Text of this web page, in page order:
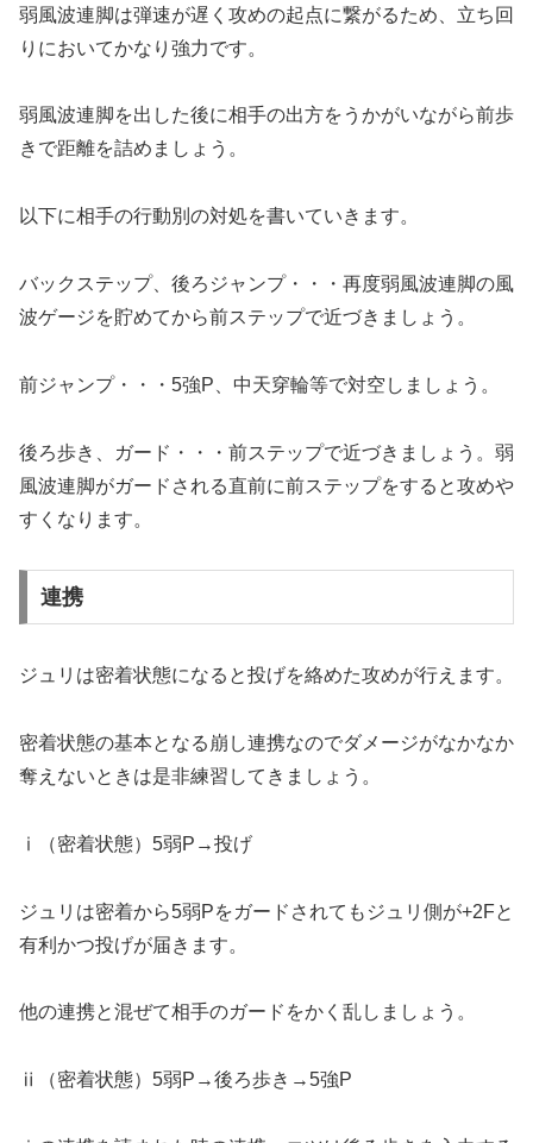
弱風波連脚は弾速が遅く攻めの起点に繋がるため、立ち回
りにおいてかなり強力です。
弱風波連脚を出した後に相手の出方をうかがいながら前歩
きで距離を詰めましょう。
以下に相手の行動別の対処を書いていきます。
バックステップ、後ろジャンプ・・・再度弱風波連脚の風
波ゲージを貯めてから前ステップで近づきましょう。
前ジャンプ・・・5強P、中天穿輪等で対空しましょう。
後ろ歩き、ガード・・・前ステップで近づきましょう。弱
風波連脚がガードされる直前に前ステップをすると攻めや
すくなります。
連携
ジュリは密着状態になると投げを絡めた攻めが行えます。
密着状態の基本となる崩し連携なのでダメージがなかなか
奪えないときは是非練習してきましょう。
ⅰ（密着状態）5弱P→投げ
ジュリは密着から5弱Pをガードされてもジュリ側が+2Fと
有利かつ投げが届きます。
他の連携と混ぜて相手のガードをかく乱しましょう。
ⅱ（密着状態）5弱P→後ろ歩き→5強P